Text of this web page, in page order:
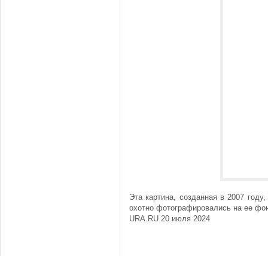
Эта картина, созданная в 2007
охотно фотографировались на ее
URA.RU 20 июля 2024